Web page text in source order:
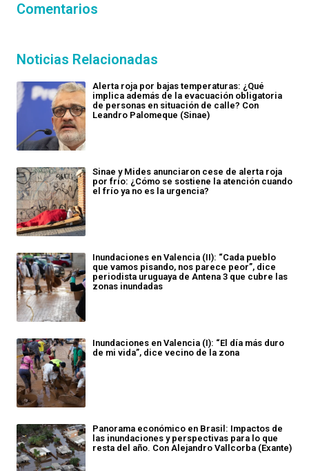
Comentarios
Noticias Relacionadas
Alerta roja por bajas temperaturas: ¿Qué
implica además de la evacuación obligatoria
de personas en situación de calle? Con
Leandro Palomeque (Sinae)
Sinae y Mides anunciaron cese de alerta roja
por frío: ¿Cómo se sostiene la atención cuando
el frío ya no es la urgencia?
Inundaciones en Valencia (II): “Cada pueblo
que vamos pisando, nos parece peor”, dice
periodista uruguaya de Antena 3 que cubre las
zonas inundadas
Inundaciones en Valencia (I): “El día más duro
de mi vida”, dice vecino de la zona
Panorama económico en Brasil: Impactos de
las inundaciones y perspectivas para lo que
resta del año. Con Alejandro Vallcorba (Exante)